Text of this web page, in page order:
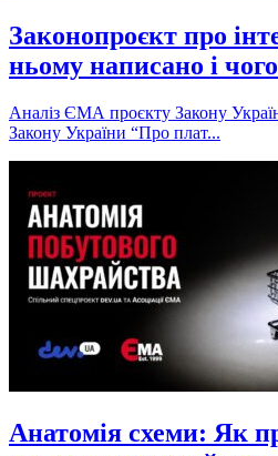
Законопроєкт про
ньому написано і
Аналіз ЄМА проєкту Закону
Закону України “Про плат...
Анатомія схеми: Як